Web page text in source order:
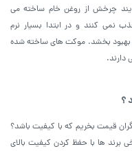
چرخش از روغن خام ساخته می
نمی کنند و در ابتدا بسیار نرم
بهبود بخشد. موکت های ساخته شده
دارند‌‌.
؟
قیمت بخریم که با کیفیت باشد؟
برند ها با حفظ کردن کیفیت بالای